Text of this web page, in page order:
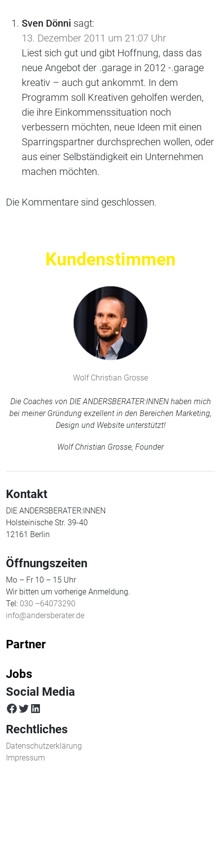
Sven Dönni sagt:
13. Dezember 2011 um 21:07 Uhr
Liest sich gut und gibt Hoffnung, dass das
neue Angebot der .garage in 2012 -.garage
kreativ – auch gut ankommt. In dem
Programm soll Kreativen geholfen werden,
die ihre Einkommenssituation noch
verbessern möchten, neue Ideen mit einen
Sparringspartner durchsprechen wollen, oder
aus einer Selbständigkeit ein Unternehmen
machen möchten.
Die Kommentare sind geschlossen.
Kundenstimmen
Wolf Christian Grosse
Die Coaches von DIE ANDERSBERATER:INNEN haben mich
bei meiner Gründung exzellent in den Bereichen Marketing,
Design und Website unterstützt!
Wolf Christian Grosse, Founder
Kontakt
DIE ANDERSBERATER:INNEN
Holsteinische Str. 39-40
12161 Berlin
Öffnungszeiten
Mo – Fr 10 – 15 Uhr
Wir bitten um vorherige Anmeldung.
Tel: 030 –64073290
info@andersberater.de
Partner
Jobs
Social Media
facebook
twitterLinkedIn
Rechtliches
Datenschutzerklärung
Impressum